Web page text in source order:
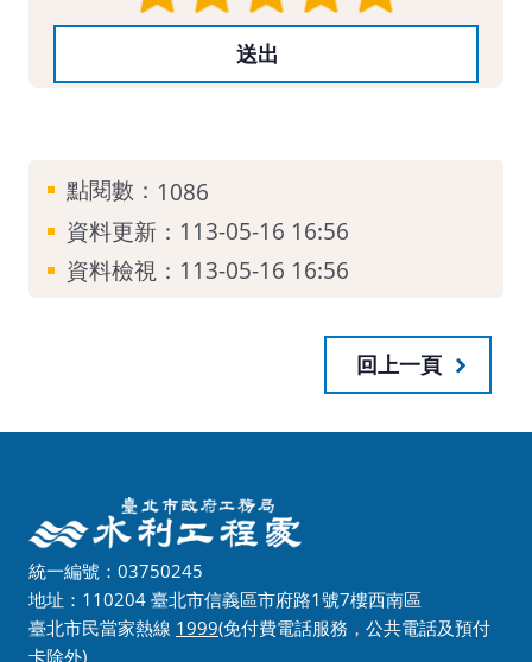
點閱數： 1086
資料更新： 113-05-16 16:56
資料檢視： 113-05-16 16:56
回上一頁
統一編號：03750245
地址：110204 臺北市信義區市府路1號7樓西南區
臺北市民當家熱線 1999(免付費電話服務，公共電話及預付
卡除外)